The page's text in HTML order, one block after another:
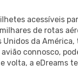
acessíveis
de rotas
Unidos da
connosco,
volta, a eDreams